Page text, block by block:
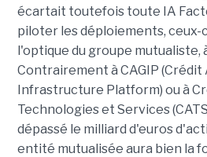
écartait toutefois toute IA
piloter les déploiements, ceux-
l'optique du groupe mutualiste,
Contrairement à CAGIP (Crédit
Infrastructure Platform) ou à
Technologies et Services
dépassé le milliard d'euros
entité mutualisée aura bien la